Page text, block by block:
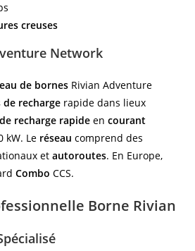
creuses
Network
de bornes Rivian Adventure
recharge rapide dans lieux
recharge rapide encourant
kW. Le réseau comprend des
etautoroutes. En Europe,
Combo CCS.
Borne Rivian